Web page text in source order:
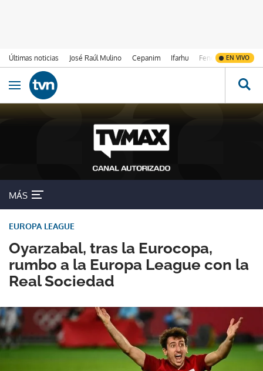
Últimas noticias José Raúl Mulino Cepanim Ifarhu Fenómeno de El
EN VIVO
Ir al contenido
Obrir navegació
MÁS
Oyarzabal, tras la Eurocopa,
rumbo a la Europa League con la
Real Sociedad
EUROPA LEAGUE